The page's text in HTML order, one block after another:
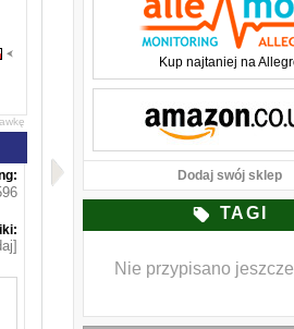
Kup najtaniej na
Dodaj swój sklep
TAGI
Nie przypisano